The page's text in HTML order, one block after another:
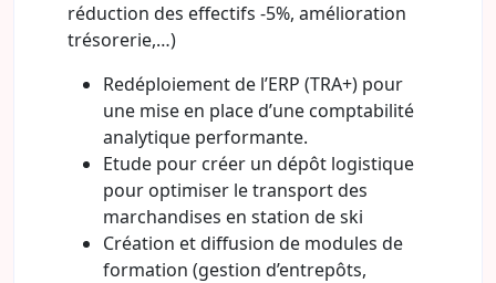
réduction des effectifs -5%, amélioration
trésorerie,…)
Redéploiement de l’ERP (TRA+) pour
une mise en place d’une comptabilité
analytique performante.
Etude pour créer un dépôt logistique
pour optimiser le transport des
marchandises en station de ski
Création et diffusion de modules de
formation (gestion d’entrepôts,